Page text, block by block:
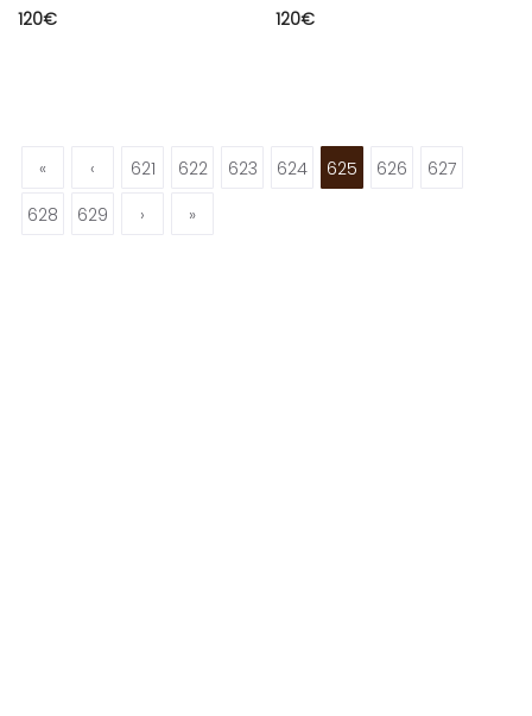
120€
120€
« ‹ 621 622 623 624 625 626
627
628
629 › »